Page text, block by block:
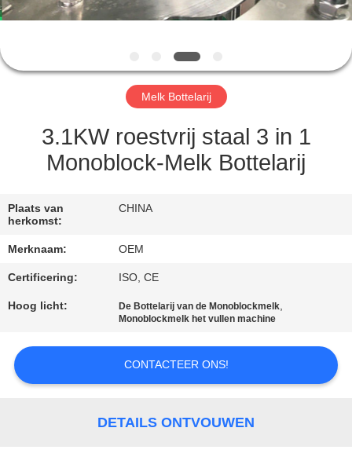
VERZOEK
EEN
CITAAT
SITEMAP
PRIVACY
POLICY
Melk Bottelarij
3.1KW roestvrij staal 3 in 1
Monoblock-Melk Bottelarij
Plaats van
herkomst:
CHINA
Merknaam: OEM
Certificering: ISO, CE
Hoog licht: De Bottelarij van de Monoblockmelk,
Monoblockmelk het vullen machine
CONTACTEER ONS!
DETAILS ONTVOUWEN